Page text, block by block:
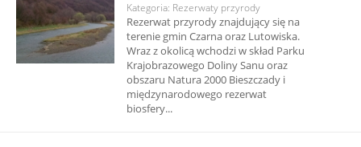
Kategoria: Rezerwaty przyrody
Rezerwat przyrody znajdujący się na
terenie gmin Czarna oraz Lutowiska.
Wraz z okolicą wchodzi w skład Parku
Krajobrazowego Doliny Sanu oraz
obszaru Natura 2000 Bieszczady i
międzynarodowego rezerwat
biosfery...